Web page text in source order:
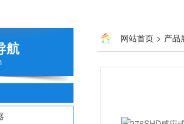
航
网站首页 > 产品